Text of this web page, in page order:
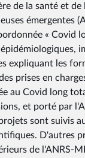
de la santé et
émergentes
« Covid
expliquant les
prises en
au Covid long
et porté par
sont suivis
D'autres
de l'ANRS-